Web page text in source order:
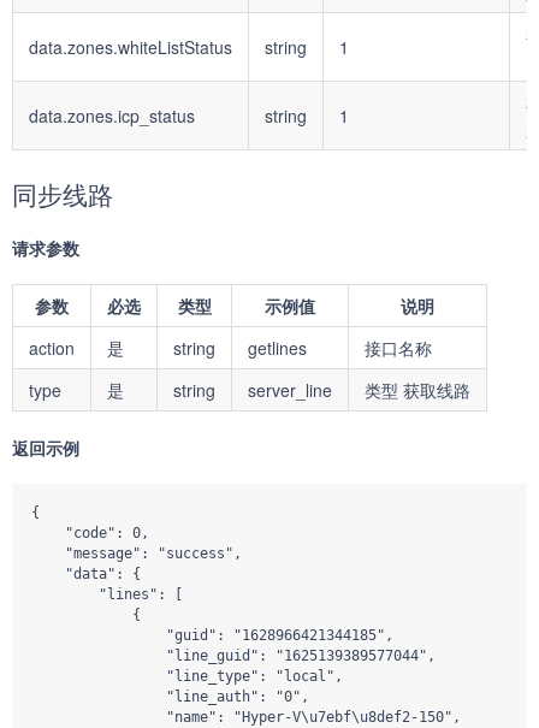
data.zones.whiteListStatus string 1
data.zones.icp_status string 1
同步线路
请求参数
参数 必选 类型 示例值
说明
action
是 string getlines
接口名称
type
是 string server_line 类型 获取线路
返回示例
{
    "code": 0,
    "message": "success",
    "data": {
        "lines": [
            {
                "guid": "1628966421344185",
                "line_guid": "1625139389577044",
                "line_type": "local",
                "line_auth": "0",
                "name": "Hyper-V\u7ebf\u8def2-150",